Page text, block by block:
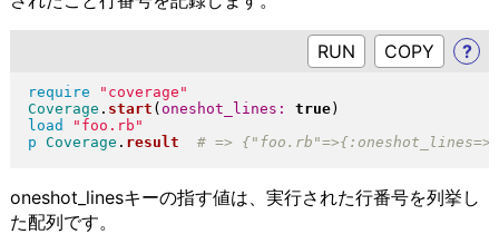
RUN ?
require " coverage "
Coverage . start ( oneshot_lines: true)
load
" foo.rb "
p Coverage . result
oneshot_linesキーの指す値は、実行された行番号を列挙し
た配列です。